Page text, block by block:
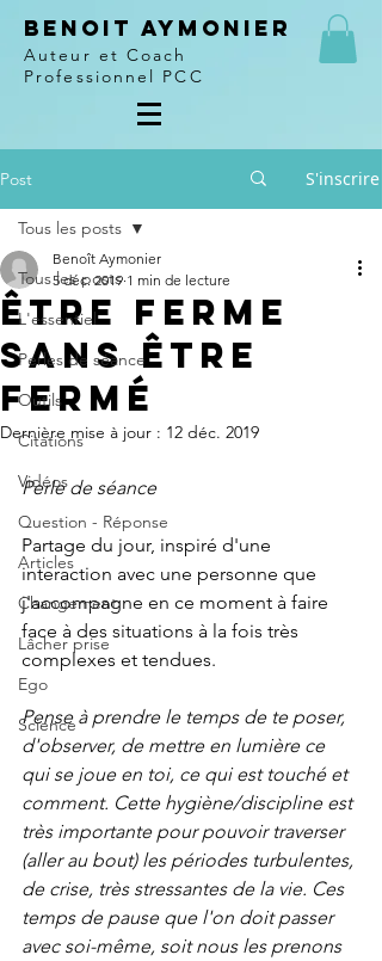
Benoit Aymonier
Auteur et Coach
Professionnel PCC
Post S'inscrire
Tous les posts
L'essentiel
Perles de séance
Outils
Citations
Vidéos
Question - Réponse
Articles
Changement
Lâcher prise
Ego
Science
Tous les posts
Être ferme
sans être
fermé
Benoît Aymonier
5 déc. 2019 1 min de lecture
Dernière mise à jour : 12 déc. 2019
Perle de séance
Partage du jour, inspiré d'une
interaction avec une personne que
j'accompagne en ce moment à faire
face à des situations à la fois très
complexes et tendues.
Pense à prendre le temps de te poser,
d'observer, de mettre en lumière ce
qui se joue en toi, ce qui est touché et
comment. Cette hygiène/discipline est
très importante pour pouvoir traverser
(aller au bout) les périodes turbulentes,
de crise, très stressantes de la vie. Ces
temps de pause que l'on doit passer
avec soi-même, soit nous les prenons